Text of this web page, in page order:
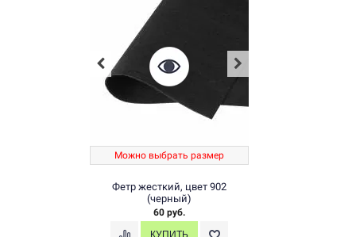
Можно выбрать размер
Фетр жесткий, цвет 902
(черный)
60 руб.